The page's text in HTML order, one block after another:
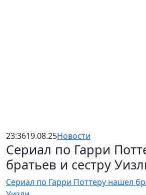
23:3619.08.25Новости
Сериал по Гарри
братьев и сестру
Сериал по Гарри Поттеру нашел